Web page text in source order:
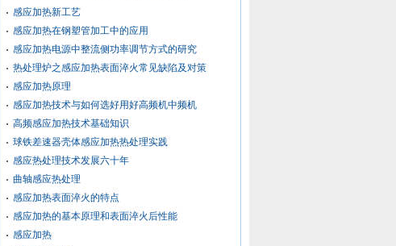
感应加热新工艺
感应加热在钢塑管加工中的应用
感应加热电源中整流侧功率调节方式的研究
热处理炉之感应加热表面淬火常见缺陷及对策
感应加热原理
感应加热技术与如何选好用好高频机中频机
高频感应加热技术基础知识
球铁差速器壳体感应加热热处理实践
感应热处理技术发展六十年
曲轴感应热处理
感应加热表面淬火的特点
感应加热的基本原理和表面淬火后性能
感应加热